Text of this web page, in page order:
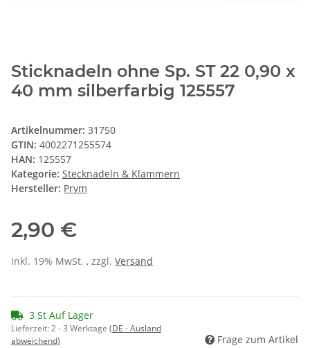
Sticknadeln ohne Sp. ST 22 0,90 x
40 mm silberfarbig 125557
Artikelnummer: 31750
GTIN: 4002271255574
HAN: 125557
Kategorie: Stecknadeln & Klammern
Hersteller: Prym
2,90 €
inkl. 19% MwSt. , zzgl. Versand
3 St Auf Lager
Lieferzeit:2 - 3 Werktage (DE - Ausland
abweichend)
Frage zum Artikel